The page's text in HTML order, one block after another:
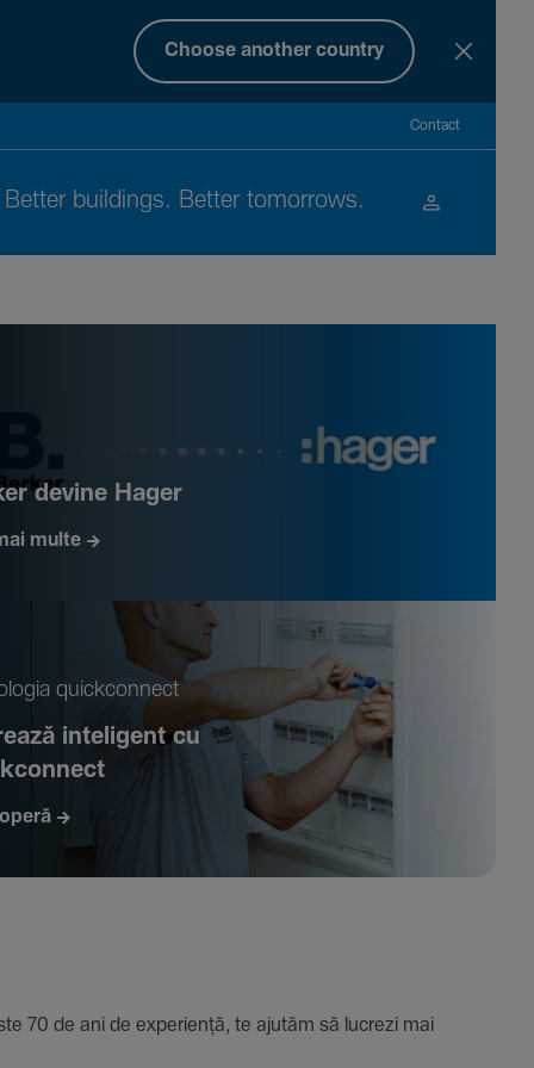
Choose another country
Contact
Better buil­dings. Better tomor­rows.
devine Hager
multe
quickconnect
inte­li­gent cu
de ani de expe­riență, te ajutăm să lucrezi mai